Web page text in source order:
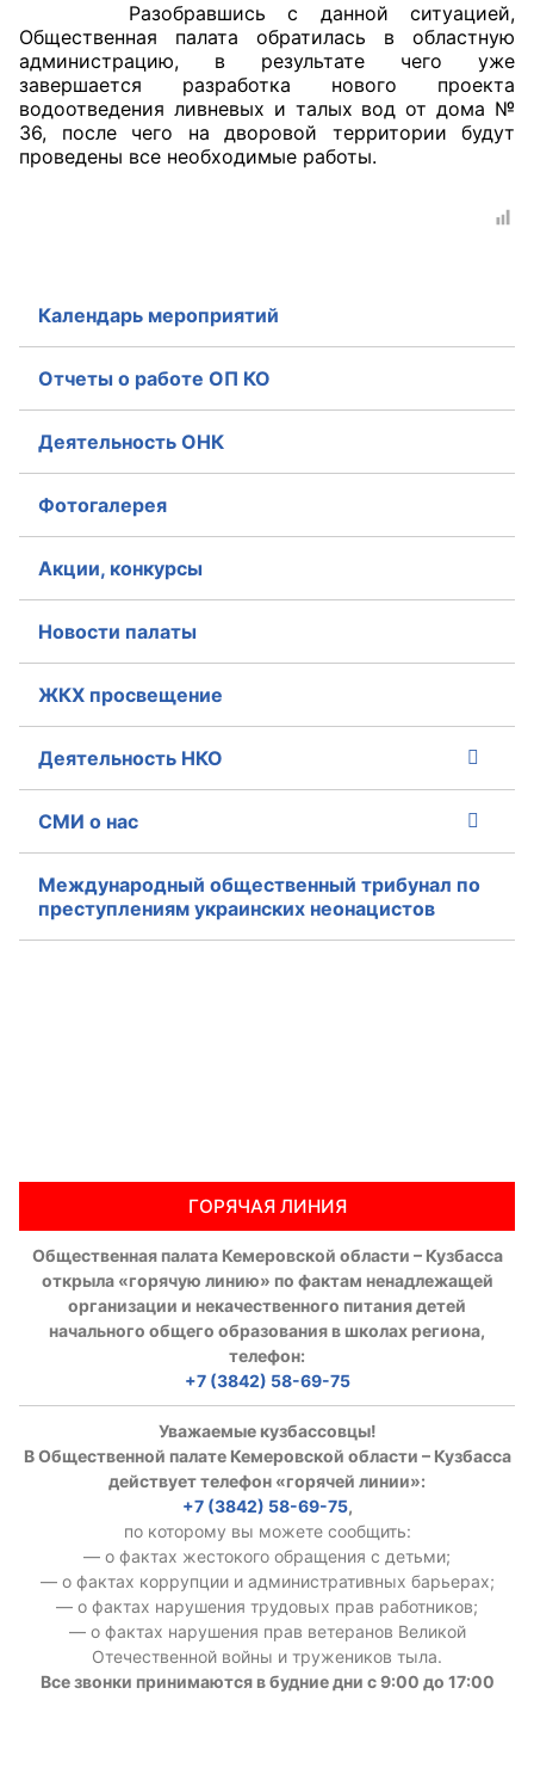
оказания услуг
О Палате
Структура Палаты
Члены ОП КО
Документы ОП КО
Положения
Рекомендации
Порядок работы ЦОН
УСТАВ ГКУ “АППАРАТ ОП КО”
Доходы руководителя за 2024 г.
Разобравшись с данной ситуацией,
Общественная палата обратилась в областную
администрацию, в результате чего уже
завершается разработка нового проекта
водоотведения ливневых и талых вод от дома №
36, после чего на дворовой территории будут
проведены все необходимые работы.
Календарь мероприятий
Отчеты о работе ОП КО
Деятельность ОНК
Фотогалерея
Акции, конкурсы
Новости палаты
ЖКХ просвещение
Деятельность НКО
СМИ о нас
Международный общественный трибунал по
преступлениям украинских неонацистов
ГОРЯЧАЯ ЛИНИЯ
Общественная палата Кемеровской области – Кузбасса
открыла «горячую линию» по фактам ненадлежащей
организации и некачественного питания детей
начального общего образования в школах региона,
телефон:
+7 (3842) 58-69-75
Уважаемые кузбассовцы!
В Общественной палате Кемеровской области – Кузбасса
действует телефон «горячей линии»:
+7 (3842) 58-69-75,
по которому вы можете сообщить:
— о фактах жестокого обращения с детьми;
— о фактах коррупции и административных барьерах;
— о фактах нарушения трудовых прав работников;
— о фактах нарушения прав ветеранов Великой
Отечественной войны и тружеников тыла.
Все звонки принимаются в будние дни с 9:00 до 17:00